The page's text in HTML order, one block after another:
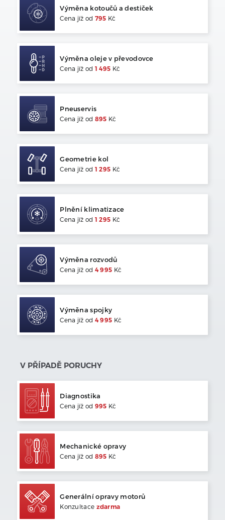
Výměna kotoučů a destiček
Cena jíž od 795 Kč
Výměna oleje v převodovce
Cena jíž od 1 495 Kč
Pneuservis
Cena jíž od 895 Kč
Geometrie kol
Cena jíž od 1 295 Kč
Plnění klimatizace
Cena jíž od 1 295 Kč
Výměna rozvodů
Cena jíž od 4 995 Kč
Výměna spojky
Cena jíž od 4 995 Kč
V PŘÍPADĚ PORUCHY
Diagnostika
Cena jíž od 995 Kč
Mechanické opravy
Cena jíž od 895 Kč
Generální opravy motorů
Konzultace zdarma